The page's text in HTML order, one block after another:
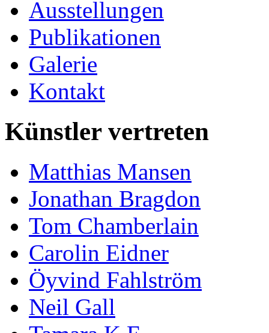
Ausstellungen
Publikationen
Galerie
Kontakt
Künstler vertreten
Matthias Mansen
Jonathan Bragdon
Tom Chamberlain
Carolin Eidner
Öyvind Fahlström
Neil Gall